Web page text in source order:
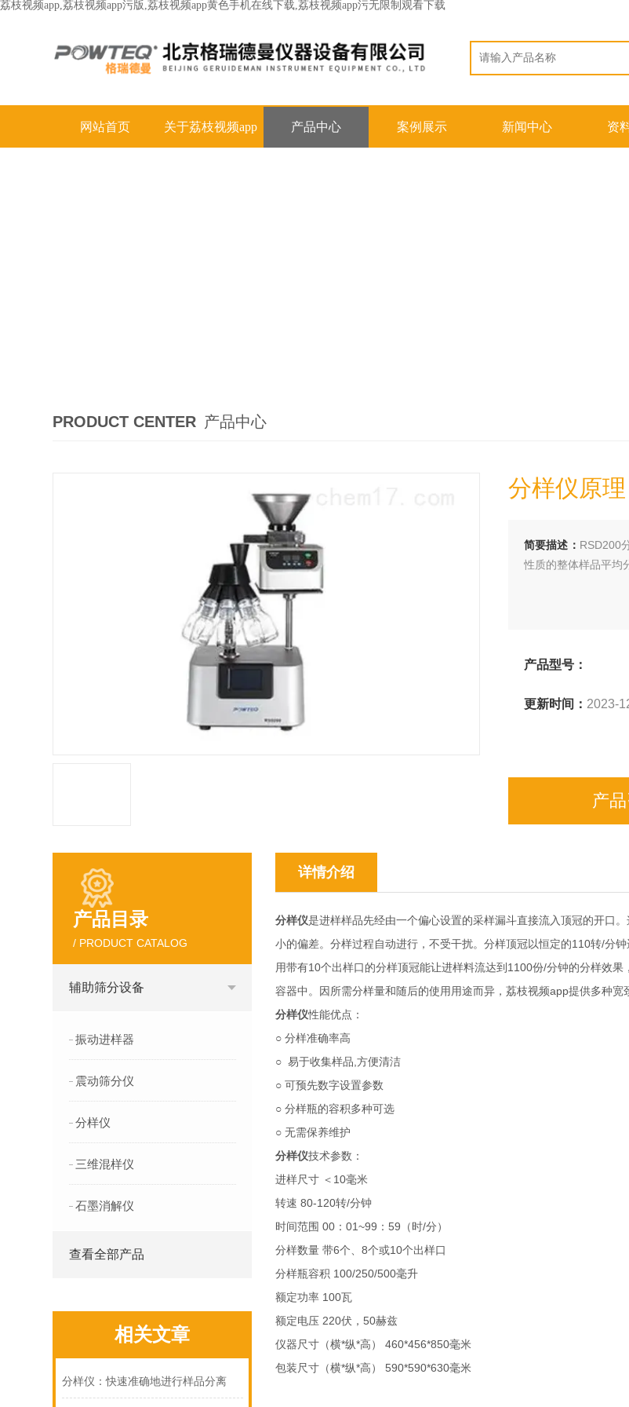
荔枝视频app,荔枝视频app污版,荔枝视频app黄色手机在线下载,荔枝视频app污无限制观看下载
网站首页 关于荔枝视频app 产品中心 案例展示 新闻中心 资
PRODUCT CENTER 产品中心
分样仪原理
简要描述： RSD200
性质的整体样品平均分
产品型号：
更新时间： 2023-
产
详情介绍
分样仪是进样样品先经由一个偏心设置的采样漏斗直接流入顶冠的开口
小的偏差。分样过程自动进行，不受干扰。分样顶冠以恒定的110转/
用带有10个出样口的分样顶冠能让进样料流达到1100份/分钟的分样效果，
容器中。因所需分样量和随后的使用用途而异，荔枝视频app提供多种
分样仪性能优点：
○ 分样准确率高
○ 易于收集样品,方便清洁
○ 可预先数字设置参数
○ 分样瓶的容积多种可选
○ 无需保养维护
分样仪技术参数：
进样尺寸 ＜10毫米
转速 80-120转/分钟
时间范围 00：01~99：59（时/分）
分样数量 带6个、8个或10个出样口
分样瓶容积 100/250/500毫升
额定功率 100瓦
额定电压 220伏，50赫兹
仪器尺寸（横*纵*高） 460*456*850毫米
包装尺寸（横*纵*高） 590*590*630毫米
产品目录
/ PRODUCT CATALOG
辅助筛分设备
振动进样器
震动筛分仪
分样仪
三维混样仪
石墨消解仪
查看全部产品
相关文章
分样仪：快速准确地进行样品分离